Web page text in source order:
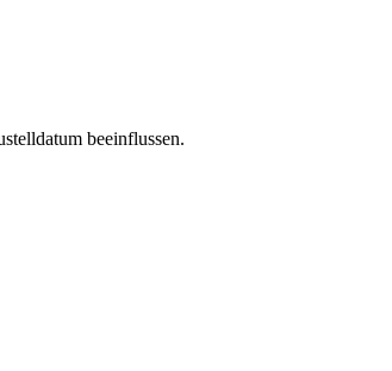
beeinflussen.